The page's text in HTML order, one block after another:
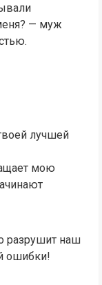
— муж
лучшей
мою
разрушит наш
ошибки!